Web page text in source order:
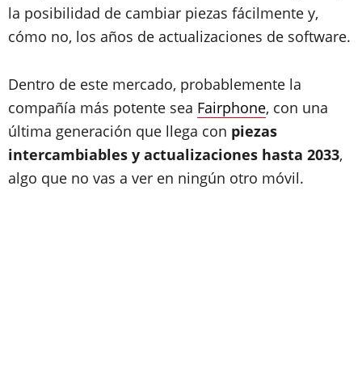
la posibilidad de cambiar piezas fácilmente y,
cómo no, los años de actualizaciones de software.
Dentro de este mercado, probablemente la
compañía más potente sea Fairphone, con una
última generación que llega con piezas
intercambiables y actualizaciones hasta 2033,
algo que no vas a ver en ningún otro móvil.